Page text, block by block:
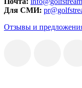
Для СМИ:
Отзывы и